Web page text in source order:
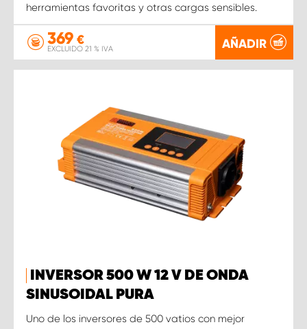
herramientas favoritas y otras cargas sensibles.
369 €
EXCLUIDO 21 % IVA AÑADIR
INVERSOR 500 W 12 V DE ONDA
SINUSOIDAL PURA
Uno de los inversores de 500 vatios con mejor